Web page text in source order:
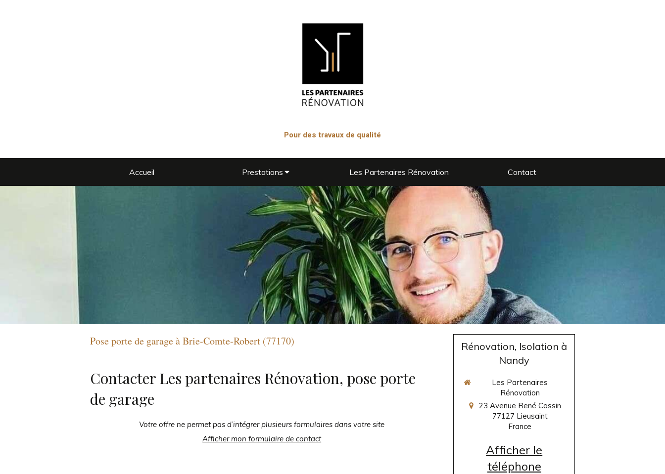
Pour des travaux de qualité
Accueil Prestations Les Partenaires Rénovation Contact
Pose porte de garage à Brie-Comte-Robert (77170)
Contacter Les partenaires Rénovation, pose porte
de garage
Votre offre ne permet pas d’intégrer plusieurs formulaires dans votre site
Afficher mon formulaire de contact
Rénovation, Isolation à
Nandy
Les Partenaires
Rénovation
23 Avenue René Cassin
77127 Lieusaint
France
Afficher le
téléphone